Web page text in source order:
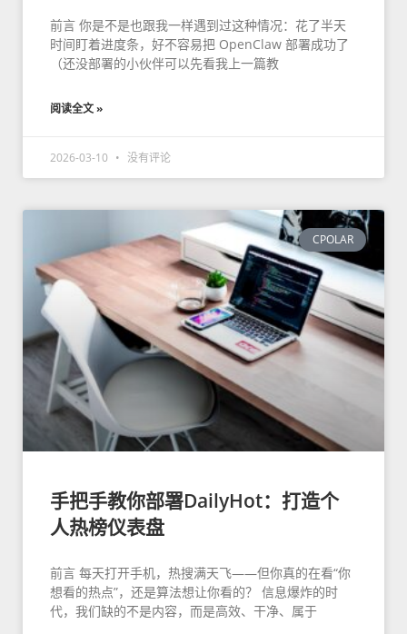
前言 你是不是也跟我一样遇到过这种情况：花了半天
时间盯着进度条，好不容易把 OpenClaw 部署成功了
（还没部署的小伙伴可以先看我上一篇教
阅读全文 »
2026-03-10 没有评论
CPOLAR
手把手教你部署DailyHot：打造个
人热榜仪表盘
前言 每天打开手机，热搜满天飞——但你真的在看“你
想看的热点”，还是算法想让你看的？ 信息爆炸的时
代，我们缺的不是内容，而是高效、干净、属于